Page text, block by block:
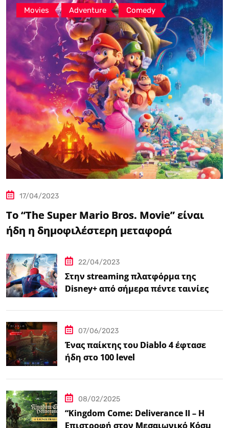
Movies , Adventure , Comedy
17/04/2023
Το “The Super Mario Bros. Movie” είναι
ήδη η δημοφιλέστερη μεταφορά
22/04/2023
Στην streaming πλατφόρμα της
Disney+ από σήμερα πέντε ταινίες
07/06/2023
Ένας παίκτης του Diablo 4 έφτασε
ήδη στο 100 level
08/02/2025
“Kingdom Come: Deliverance II – Η
Επιστροφή στον Μεσαιωνικό Κόσμο